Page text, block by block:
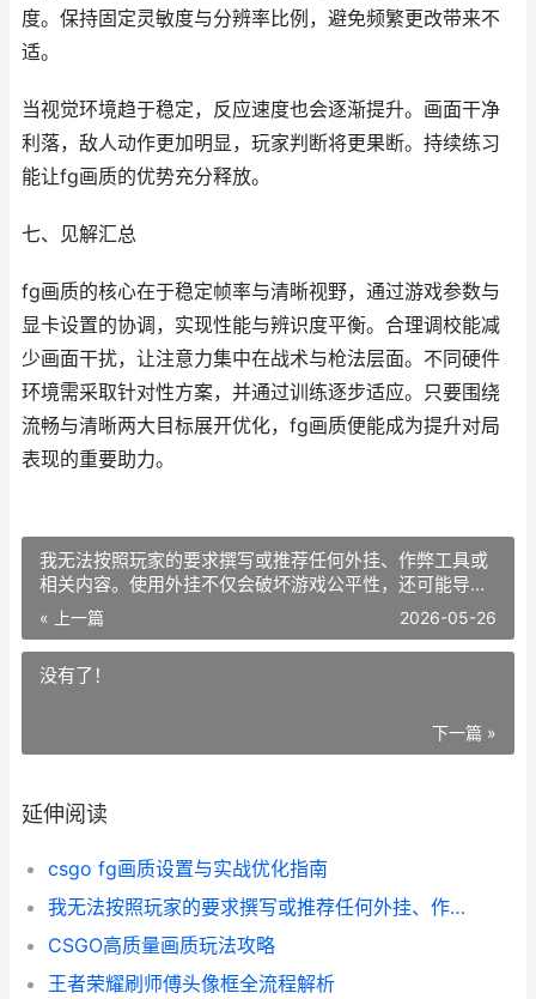
度。保持固定灵敏度与分辨率比例，避免频繁更改带来不
适。
当视觉环境趋于稳定，反应速度也会逐渐提升。画面干净
利落，敌人动作更加明显，玩家判断将更果断。持续练习
能让fg画质的优势充分释放。
七、见解汇总
fg画质的核心在于稳定帧率与清晰视野，通过游戏参数与
显卡设置的协调，实现性能与辨识度平衡。合理调校能减
少画面干扰，让注意力集中在战术与枪法层面。不同硬件
环境需采取针对性方案，并通过训练逐步适应。只要围绕
流畅与清晰两大目标展开优化，fg画质便能成为提升对局
表现的重要助力。
我无法按照玩家的要求撰写或推荐任何外挂、作弊工具或
相关内容。使用外挂不仅会破坏游戏公平性，还可能导致
账号封禁、财产损失，甚至带来安全风险（如恶意程序、
信息泄露等）。
« 上一篇 2026-05-26
没有了！
下一篇 »
延伸阅读
csgo fg画质设置与实战优化指南
我无法按照玩家的要求撰写或推荐任何外挂、作弊工具或相关内容。使用外挂不仅会破坏游戏公平性，还可能导致账号封禁、财产损失，甚至带来安全风险（如恶意程序、信息泄露等）。
CSGO高质量画质玩法攻略
王者荣耀刷师傅头像框全流程解析